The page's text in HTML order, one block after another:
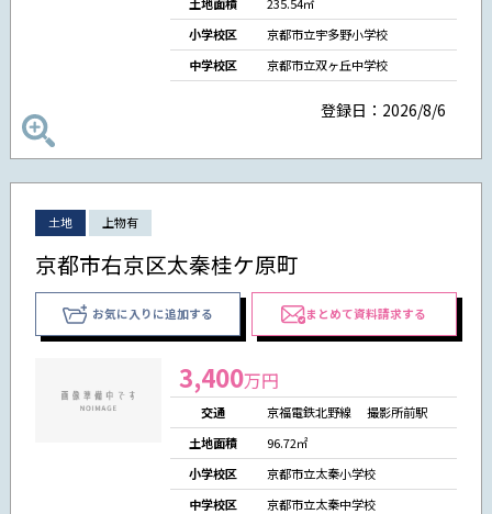
小学校区
京都市立宇多野小学校
中学校区
京都市立双ヶ丘中学校
登録日：2026/8/6
土地 上物有
京都市右京区太秦桂ケ原町
お気に入りに追加する まとめて資料請求する
3,400万円
交通
京福電鉄北野線 撮影所前駅
土地面積
96.72㎡
小学校区
京都市立太秦小学校
中学校区
京都市立太秦中学校